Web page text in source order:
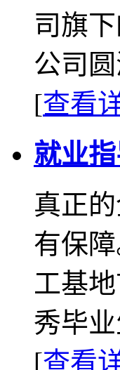
司旗
公司
[查看
就业
真正
有保
工基
秀毕
[查看